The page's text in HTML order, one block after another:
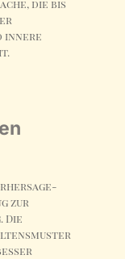
die bis
innere
zur
Die